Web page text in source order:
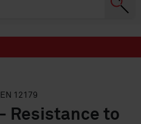
EN 12179
Resistance to